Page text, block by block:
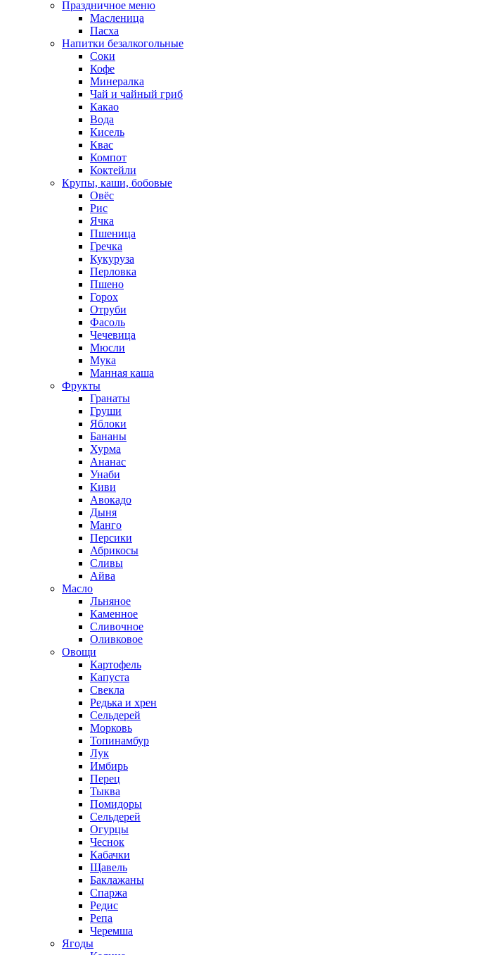
Праздничное меню
Масленица
Пасха
Напитки безалкогольные
Соки
Кофе
Минералка
Чай и чайный гриб
Какао
Вода
Кисель
Квас
Компот
Коктейли
Крупы, каши, бобовые
Овёс
Рис
Ячка
Пшеница
Гречка
Кукуруза
Перловка
Пшено
Горох
Отруби
Фасоль
Чечевица
Мюсли
Мука
Манная каша
Фрукты
Гранаты
Груши
Яблоки
Бананы
Хурма
Ананас
Унаби
Киви
Авокадо
Дыня
Манго
Персики
Абрикосы
Сливы
Айва
Масло
Льняное
Каменное
Сливочное
Оливковое
Овощи
Картофель
Капуста
Свекла
Редька и хрен
Сельдерей
Морковь
Топинамбур
Лук
Имбирь
Перец
Тыква
Помидоры
Сельдерей
Огурцы
Чеснок
Кабачки
Щавель
Баклажаны
Спаржа
Редис
Репа
Черемша
Ягоды